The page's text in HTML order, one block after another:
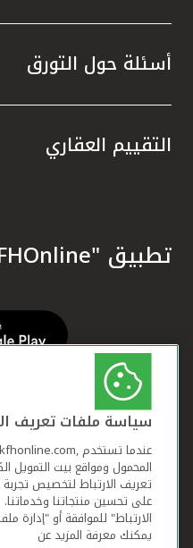
أسئلة حول التورق
التقييم العقاري
تطبيق "KFHOnline" للهواتف الذكية
سياسة ملفات تعريف
المحمول ومواقع بيت التمويل
تعريف الارتباط لتخصيص
على تحسين منتجاتنا
الارتباط" للموافقة أو "إدارة
يمكنك معرفة المزيد عن